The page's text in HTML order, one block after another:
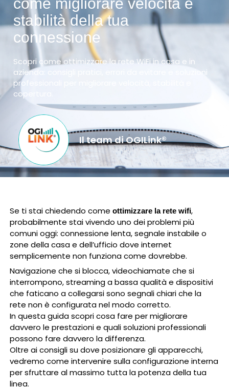
stabilità della tua
connessione
Scopri come ottimizzare la rete WiFi in casa e in
azienda: consigli pratici, errori da evitare e soluzioni
professionali per migliorare velocità, stabilità e
copertura.
Il team di OGILink®
Se ti stai chiedendo come ottimizzare la rete wifi,
probabilmente stai vivendo uno dei problemi più
comuni oggi: connessione lenta, segnale instabile o
zone della casa e dell’ufficio dove internet
semplicemente non funziona come dovrebbe.
Navigazione che si blocca, videochiamate che si
interrompono, streaming a bassa qualità e dispositivi
che faticano a collegarsi sono segnali chiari che la
rete non è configurata nel modo corretto.
In questa guida scopri cosa fare per migliorare
davvero le prestazioni e quali soluzioni professionali
possono fare davvero la differenza.
Oltre ai consigli su dove posizionare gli apparecchi,
vedremo come intervenire sulla configurazione interna
per sfruttare al massimo tutta la potenza della tua
linea.